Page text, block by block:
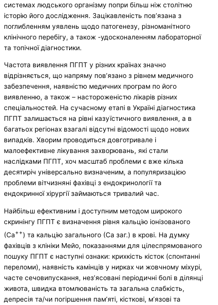
системах людського організму попри більш ніж столітню
історію його дослідження. Зацікавленість пов’язана з
поглибленням уявлень щодо патогенезу, різноманітного
клінічного перебігу, а також -удосконаленням лабораторної
та топічної діагностики.
Частота виявлення ПГПТ у різних країнах значно
відрізняється, що напряму пов’язано з рівнем медичного
забезпечення, наявністю медичних програм по його
виявленню, а також – настороженістю лікарів різних
спеціальностей. На сучасному етапі в Україні діагностика
ПГПТ залишається на рівні казуїстичного виявлення, а в
багатьох регіонах взагалі відсутні відомості щодо нових
випадків. Хворим проводиться довготривале і
малоефективне лікування захворювань, які стали
наслідками ПГПТ, хоч масштаб проблеми є вже кілька
десятиріч універсально визначеним, а популяризацією
проблеми вітчизняні фахівці з ендокринології та
ендокринної хірургії займаються тривалий час.
Найбільш ефективним і доступним методом широкого
скринінгу ПГПТ є визначення рівня кальцію іонізованого
(Са++) та кальцію загального (Са заг.) в крові. На думку
фахівців з клініки Мейо, показаннями для цілеспрямованого
пошуку ПГПТ є наступні ознаки: крихкість кісток (спонтанні
переломи), наявність камінців у нирках чи жовчному міхурі,
часте сечовипускання, нез’ясовані періодичні болі в ділянці
живота, швидка втомлюваність та загальна слабкість,
депресія та/чи погіршення пам’яті, кісткові, м’язові та